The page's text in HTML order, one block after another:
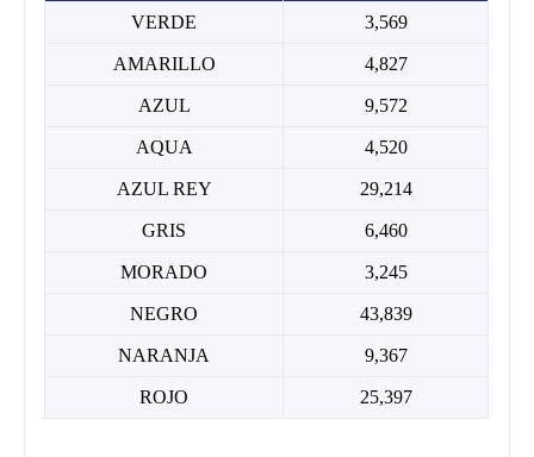
VERDE 3,569
AMARILLO 4,827
AZUL 9,572
AQUA 4,520
AZUL REY 29,214
GRIS 6,460
MORADO 3,245
NEGRO 43,839
NARANJA 9,367
ROJO 25,397